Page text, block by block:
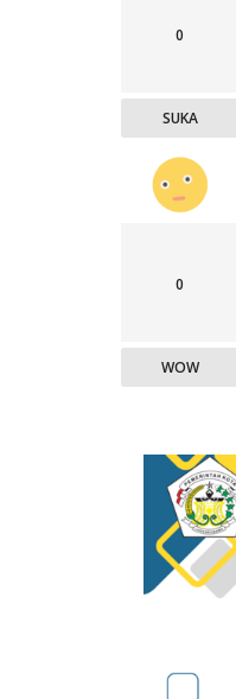
0
SUKA
0
WOW